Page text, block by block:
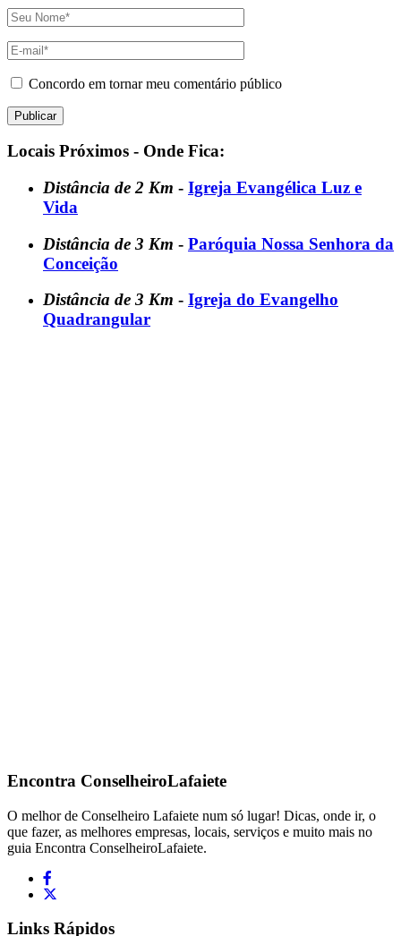
Concordo em tornar meu comentário público
Locais Próximos - Onde Fica:
Distância de 2 Km - Igreja Evangélica Luz e
Vida
Distância de 3 Km - Paróquia Nossa Senhora da
Conceição
Distância de 3 Km - Igreja do Evangelho
Quadrangular
Encontra ConselheiroLafaiete
O melhor de Conselheiro Lafaiete num só lugar! Dicas, onde ir, o
que fazer, as melhores empresas, locais, serviços e muito mais no
guia Encontra ConselheiroLafaiete.
Links Rápidos